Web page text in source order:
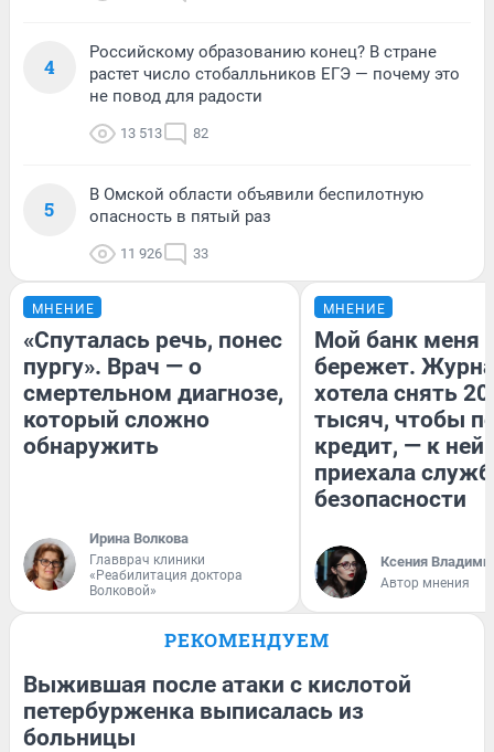
4
Российскому образованию конец? В стране
растет число стобалльников ЕГЭ — почему это
не повод для радости
13 513 82
5
В Омской области объявили беспилотную
опасность в пятый раз
11 926 33
МНЕНИЕ
«Спуталась речь, понес
пургу». Врач — о
смертельном диагнозе,
который сложно
обнаружить
Ирина Волкова
Главврач клиники
«Реабилитация доктора
Волковой»
МНЕНИЕ
Мой банк меня
бережет.
хотела снять
тысяч, чтобы
кредит, — к
приехала
безопасности
Ксения
Автор мнения
РЕКОМЕНДУЕМ
Выжившая после атаки с кислотой
петербурженка выписалась из
больницы